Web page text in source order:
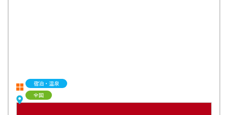
宿泊・温泉
全国